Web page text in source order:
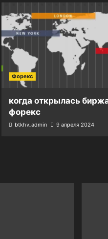
Форекс
когда открылась
форекс
btkhv_admin 9 апреля 2024